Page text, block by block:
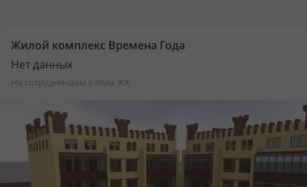
Жилой комплекс Времена Года
Нет данных
не сотрудничаем с этим ЖК